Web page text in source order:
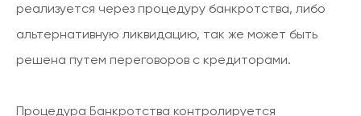
реализуется через процедуру банкротства, либо
альтернативную ликвидацию, так же может быть
решена путем переговоров с кредиторами.
Процедура Банкротства контролируется